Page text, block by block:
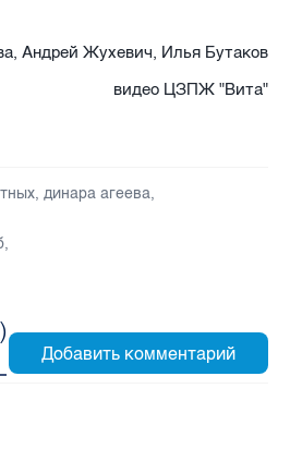
Андрей Жухевич, Илья Бутаков
видео ЦЗПЖ "Вита"
, динара агеева,
,
)